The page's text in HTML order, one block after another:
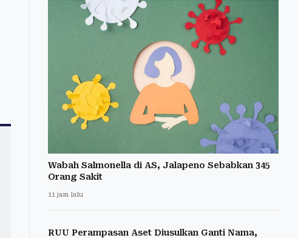
Wabah Salmonella di AS, Jalapeno Sebabkan 345
Orang Sakit
11 jam lalu
RUU Perampasan Aset Diusulkan Ganti Nama,